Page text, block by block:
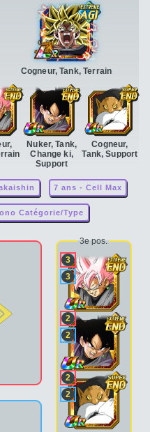
Nuker, Tank,
Change ki,
Support
Cogneur,
Tank, Support
Cogneur, Tank, Terrain
7 ans - Cell Max
Catégorie/Type
3e pos.
3
3
2
2
2
2